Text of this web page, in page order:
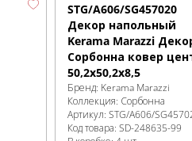
STG/A606/SG457020
Декор напольный
Kerama Marazzi
Сорбонна ковер
50,2x50,2x8,5
Бренд: Kerama Marazzi
Коллекция: Сорбонна
Артикул: STG/A606/
Код товара: SD-248635-99